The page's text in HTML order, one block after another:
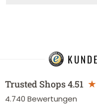
Trusted Shops4.51
4.740 Bewertungen